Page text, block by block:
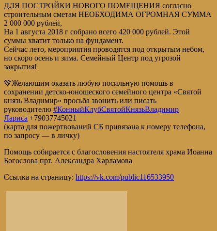
ДЛЯ ПОСТРОЙКИ НОВОГО ПОМЕЩЕНИЯ согласно
строительным сметам НЕОБХОДИМА ОГРОМНАЯ СУММА
2 000 000 рублей,
На 1 августа 2018 г собрано всего 420 000 рублей. Этой
суммы хватит только на фундамент.
Сейчас лето, мероприятия проводятся под открытым небом,
но скоро осень и зима. Семейный Центр под угрозой
закрытия!
💚Желающим оказать любую посильную помощь в
сохранении детско-юношеского семейного центра «Святой
князь Владимир» просьба звонить или писать
руководителю #КонныйКлубСвятойКнязьВладимир
Лариса +79037745021
(карта для пожертвований СБ привязана к номеру телефона,
по запросу — в личку)
Помощь собирается с благословения настоятеля храма Иоанна
Богослова прт. Александра Харламова
Ссылка на страницу: https://vk.com/public116533950